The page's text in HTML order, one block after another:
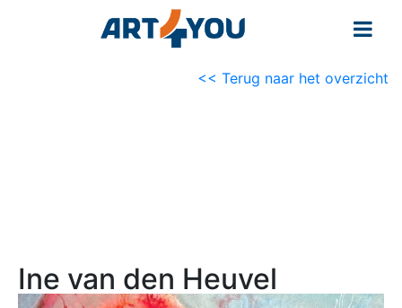
<< Terug naar het overzicht
Ine van den Heuvel